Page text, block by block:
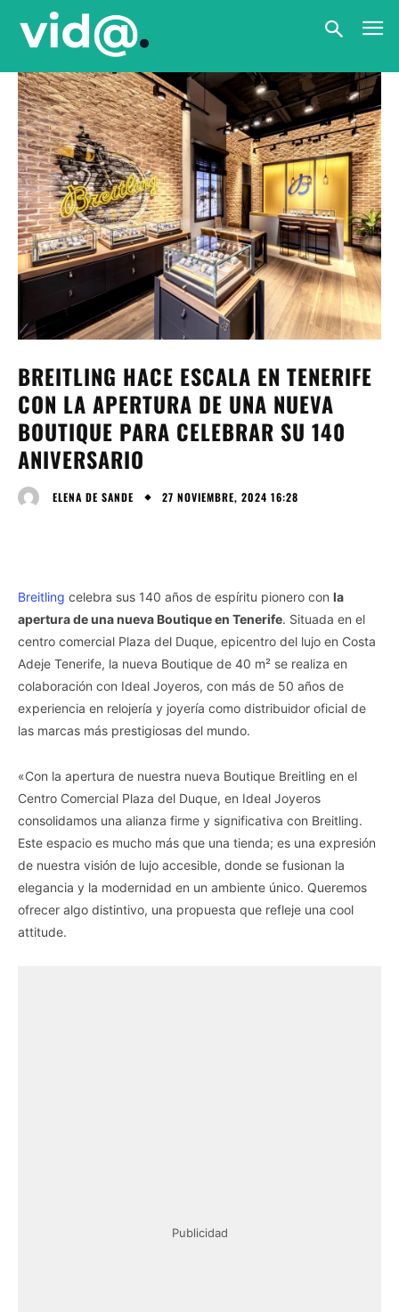
BREITLING HACE ESCALA EN TENERIFE
CON LA APERTURA DE UNA NUEVA
BOUTIQUE PARA CELEBRAR SU 140
ANIVERSARIO
ELENA DE SANDE 27 NOVIEMBRE, 2024 16:28
Breitling celebra sus 140 años de espíritu pionero con la
apertura de una nueva Boutique en Tenerife. Situada en el
centro comercial Plaza del Duque, epicentro del lujo en Costa
Adeje Tenerife, la nueva Boutique de 40 m² se realiza en
colaboración con Ideal Joyeros, con más de 50 años de
experiencia en relojería y joyería como distribuidor oficial de
las marcas más prestigiosas del mundo.
«Con la apertura de nuestra nueva Boutique Breitling en el
Centro Comercial Plaza del Duque, en Ideal Joyeros
consolidamos una alianza firme y significativa con Breitling.
Este espacio es mucho más que una tienda; es una expresión
de nuestra visión de lujo accesible, donde se fusionan la
elegancia y la modernidad en un ambiente único. Queremos
ofrecer algo distintivo, una propuesta que refleje una cool
attitude.
Publicidad